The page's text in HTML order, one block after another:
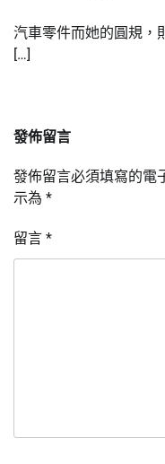
汽車零件而她的圓規，
[…]
發佈留言
發佈留言必須填寫的電
示為 *
留言 *